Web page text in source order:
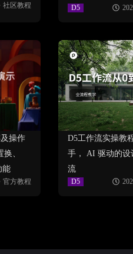
社区教程 D5
操作
、
能
官方教程
D5工作流实操教
手， AI 驱动的设
流
D5